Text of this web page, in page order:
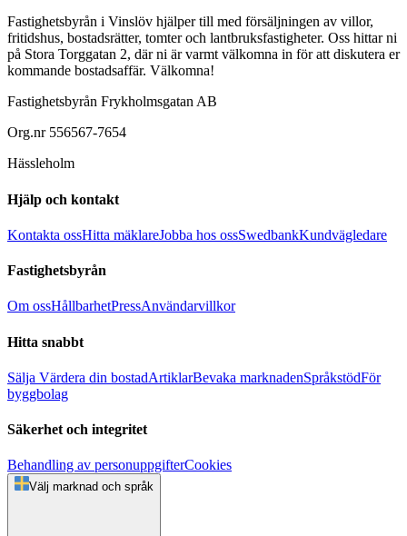
Fastighetsbyrån i Vinslöv hjälper till med försäljningen av villor,
fritidshus, bostadsrätter, tomter och lantbruksfastigheter. Oss hittar ni
på Stora Torggatan 2, där ni är varmt välkomna in för att diskutera er
kommande bostadsaffär. Välkomna!
Fastighetsbyrån Frykholmsgatan AB
Org.nr 556567-7654
Hässleholm
Hjälp och kontakt
Kontakta ossHitta mäklareJobba hos ossSwedbankKundvägledare
Fastighetsbyrån
Om ossHållbarhetPressAnvändarvillkor
Hitta snabbt
Sälja Värdera din bostadArtiklarBevaka marknadenSpråkstödFör
byggbolag
Säkerhet och integritet
Behandling av personuppgifterCookies
Välj marknad och språk